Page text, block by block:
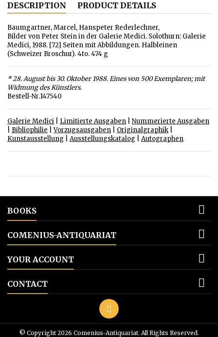
DESCRIPTION PRODUCT DETAILS
Baumgartner, Marcel, Hanspeter Rederlechner,
Bilder von Peter Stein in der Galerie Medici. Solothurn: Galerie
Medici, 1988. [72] Seiten mit Abbildungen. Halbleinen
(Schweizer Broschur). 4to. 474 g
* 28. August bis 30. Oktober 1988. Eines von 500 Exemplaren; mit
Widmung des Künstlers.
Bestell-Nr.147540
Galerie Medici Limitierte Ausgaben
Nummerierte Ausgaben
Bibliophilie |Vorzugsausgaben Originalgraphik
Kunstausstellung
Ausstellungskatalog Autographen
BOOKS 
COMENIUS-ANTIQUARIAT 
YOUR ACCOUNT 
CONTACT 
© Copyright 2026 Comenius-Antiquariat. All Rights Reserved.